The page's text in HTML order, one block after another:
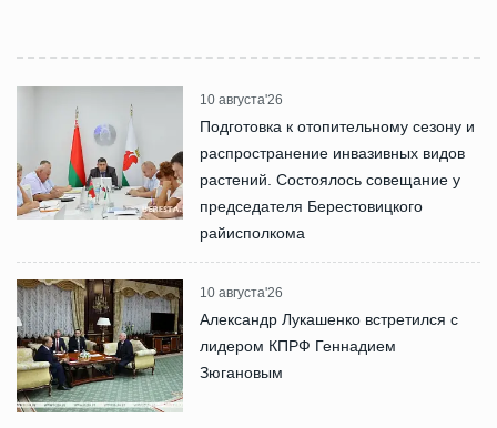
10 августа'26
Подготовка к отопительному сезону и
распространение инвазивных видов
растений. Состоялось совещание у
председателя Берестовицкого
райисполкома
10 августа'26
Александр Лукашенко встретился с
лидером КПРФ Геннадием
Зюгановым